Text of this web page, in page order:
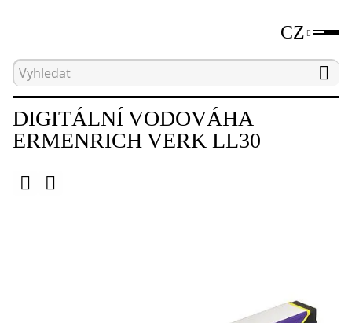
CZ
Hlavní strana Digitální vodováhy a
DIGITÁLNÍ VODOVÁHA
ERMENRICH VERK LL30